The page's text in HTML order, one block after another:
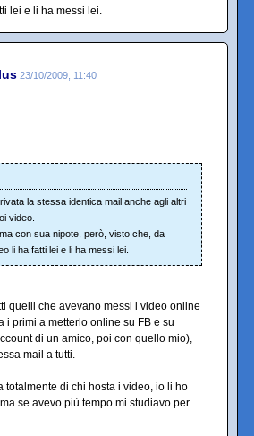
lei e li ha messi lei.
23/10/2009, 11:40
la stessa identica mail anche agli altri
video.
con sua nipote, però, visto che, da
li ha fatti lei e li ha messi lei.
quelli che avevano messi i video online
i primi a metterlo online su FB e su
di un amico, poi con quello mio),
mail a tutti.
totalmente di chi hosta i video, io li ho
se avevo più tempo mi studiavo per